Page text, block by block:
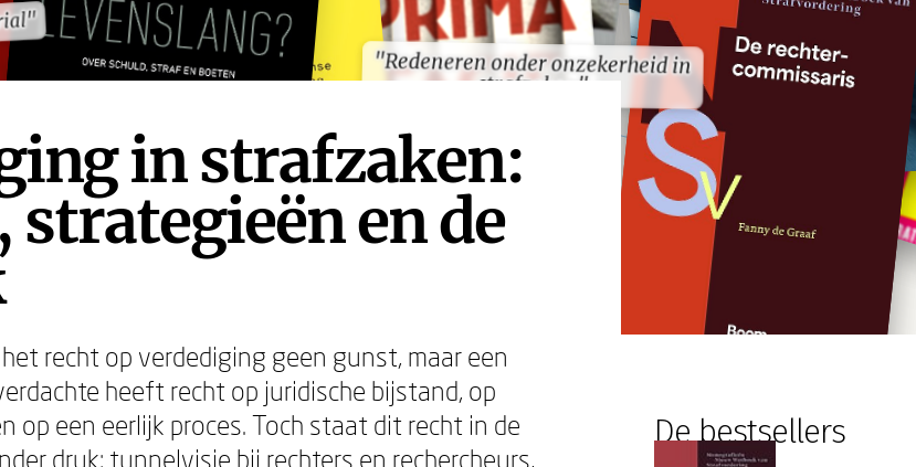
"Redeneren onder onzekerheid in
strafzaken"
"Redeneren onder onzekerheid in
strafzaken"
in strafzaken:
strategieën en de
recht op verdediging geen gunst, maar een
heeft recht op juridische bijstand, op
op een eerlijk proces. Toch staat dit recht in de
druk: tunnelvisie bij rechters en rechercheurs,
De bestsellers